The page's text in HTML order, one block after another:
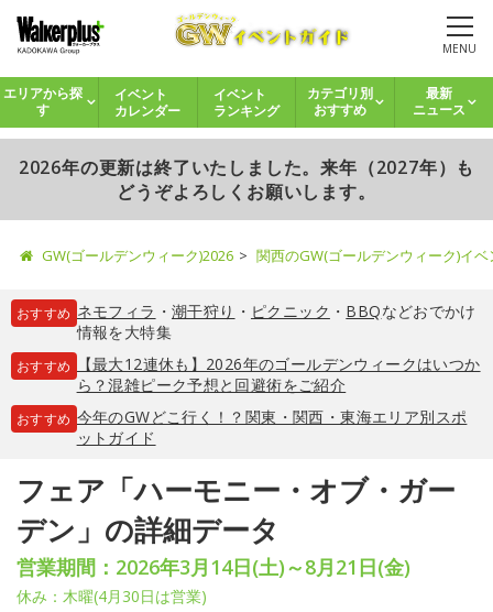
MENU
エリアから探
す
イベント
カレンダー
イベント
ランキング
カテゴリ別
おすすめ
最新
ニュース
2026年の更新は終了いたしました。来年（2027年）も
どうぞよろしくお願いします。
GW(ゴールデンウィーク)2026 関西のGW(ゴールデンウィーク)イ
おすすめ ネモフィラ ・ 潮干狩り ・ ピクニック ・ BBQなどおでかけ
情報を大特集
おすすめ
【最大12連休も】2026年のゴールデンウィークはいつか
ら？混雑ピーク予想と回避術をご紹介
おすすめ 今年のGWどこ行く！？関東・関西・東海エリア別スポ
ットガイド
フェア「ハーモニー・オブ・ガー
デン」の詳細データ
営業期間：2026年3月14日(土)～8月21日(金)
休み：木曜(4月30日は営業)